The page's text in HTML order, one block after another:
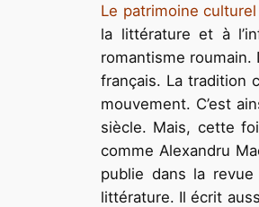
Le patrimoine
la littérature et à
romantisme
français. La tradition
mouvement. C’est
siècle. Mais, cette
comme Alexandru
publie dans la
littérature. Il écrit